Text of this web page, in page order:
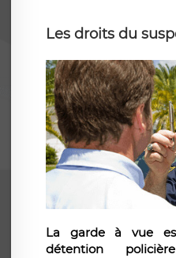
Les droits du
La garde à vue
détention